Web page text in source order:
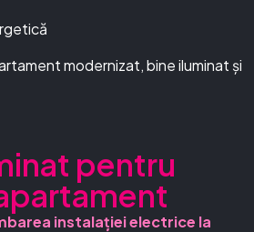
modernizat, bine iluminat și
pentru
instalației electrice la